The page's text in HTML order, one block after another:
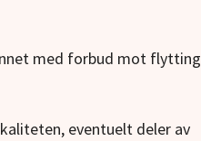
med forbud mot flytting
eventuelt deler av